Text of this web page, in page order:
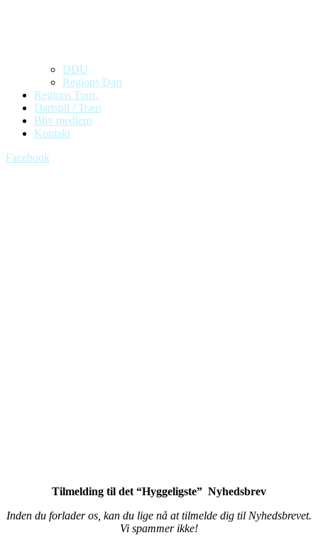
DDU
Regions Dart
Regions Turn.
Dartspil / Træn
Bliv medlem
Kontakt
Facebook
Tilmelding til det “Hyggeligste” Nyhedsbrev
Inden du forlader os, kan du lige nå at tilmelde dig til Nyhedsbrevet.
Vi spammer ikke!